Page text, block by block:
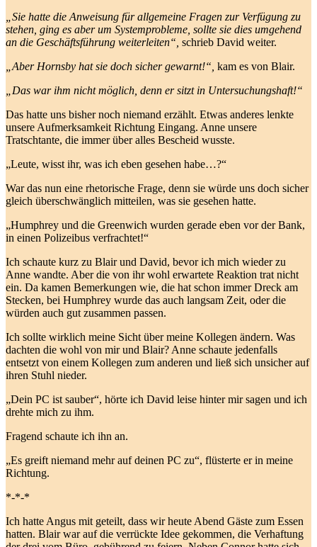
„Sie hatte die Anweisung für allgemeine Fragen zur Verfügung zu
stehen, ging es aber um Systemprobleme, sollte sie dies umgehend
an die Geschäftsführung weiterleiten“, schrieb David weiter.
„Aber Hornsby hat sie doch sicher gewarnt!“, kam es von Blair.
„Das war ihm nicht möglich, denn er sitzt in Untersuchungshaft!“
Das hatte uns bisher noch niemand erzählt. Etwas anderes lenkte
unsere Aufmerksamkeit Richtung Eingang. Anne unsere
Tratschtante, die immer über alles Bescheid wusste.
„Leute, wisst ihr, was ich eben gesehen habe…?“
War das nun eine rhetorische Frage, denn sie würde uns doch sicher
gleich überschwänglich mitteilen, was sie gesehen hatte.
„Humphrey und die Greenwich wurden gerade eben vor der Bank,
in einen Polizeibus verfrachtet!“
Ich schaute kurz zu Blair und David, bevor ich mich wieder zu
Anne wandte. Aber die von ihr wohl erwartete Reaktion trat nicht
ein. Da kamen Bemerkungen wie, die hat schon immer Dreck am
Stecken, bei Humphrey wurde das auch langsam Zeit, oder die
würden auch gut zusammen passen.
Ich sollte wirklich meine Sicht über meine Kollegen ändern. Was
dachten die wohl von mir und Blair? Anne schaute jedenfalls
entsetzt von einem Kollegen zum anderen und ließ sich unsicher auf
ihren Stuhl nieder.
„Dein PC ist sauber“, hörte ich David leise hinter mir sagen und ich
drehte mich zu ihm.
Fragend schaute ich ihn an.
„Es greift niemand mehr auf deinen PC zu“, flüsterte er in meine
Richtung.
*-*-*
Ich hatte Angus mit geteilt, dass wir heute Abend Gäste zum Essen
hatten. Blair war auf die verrückte Idee gekommen, die Verhaftung